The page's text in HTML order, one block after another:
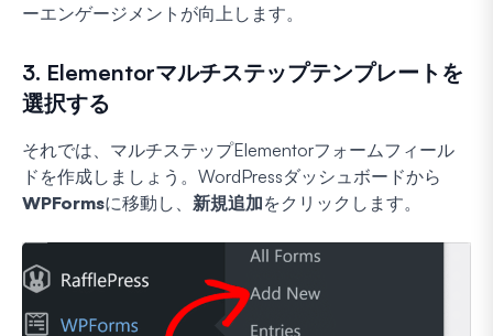
ーエンゲージメントが向上します。
3. Elementorマルチステップテンプレートを
選択する
それでは、マルチステップElementorフォームフィール
ドを作成しましょう。WordPressダッシュボードから
WPFormsに移動し、 新規追加をクリックします。